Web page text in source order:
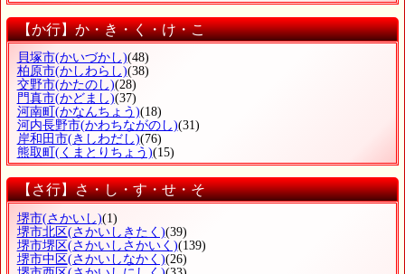
【か行】か・き・く・け・こ
貝塚市(かいづかし)(48)
柏原市(かしわらし)(38)
交野市(かたのし)(28)
門真市(かどまし)(37)
河南町 (かなんちょう)(18)
河内長野市(かわちながのし)(31)
岸和田市(きしわだし)(76)
熊取町 (くまとりちょう)(15)
【さ行】さ・し・す・せ・そ
堺市(さかいし)(1)
堺市北区(さかいしきたく)(39)
堺市堺区(さかいしさかいく)(139)
堺市中区(さかいしなかく)(26)